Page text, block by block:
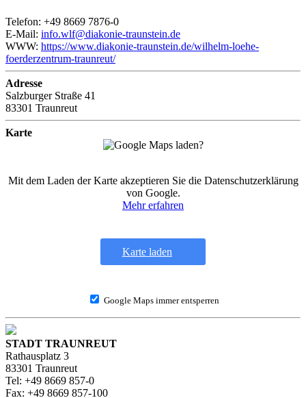
Telefon: +49 8669 7876-0
E-Mail: info.wlf@diakonie-traunstein.de
WWW: https://www.diakonie-traunstein.de/wilhelm-loehe-
foerderzentrum-traunreut/
Adresse
Salzburger Straße 41
83301 Traunreut
Karte
Mit dem Laden der Karte akzeptieren Sie die Datenschutzerklärung
von Google.
Mehr erfahren
Karte laden
Google Maps immer entsperren
STADT TRAUNREUT
Rathausplatz 3
83301 Traunreut
Tel: +49 8669 857-0
Fax: +49 8669 857-100